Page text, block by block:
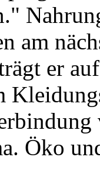
am
er
Öko